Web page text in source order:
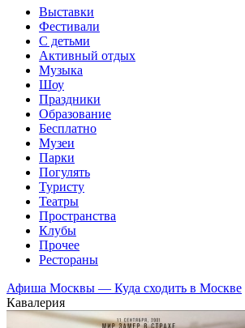
Выставки
Фестивали
С детьми
Активный отдых
Музыка
Шоу
Праздники
Образование
Бесплатно
Музеи
Парки
Погулять
Туристу
Театры
Пространства
Клубы
Прочее
Рестораны
Афиша Москвы — Куда сходить в Москве
Кавалерия